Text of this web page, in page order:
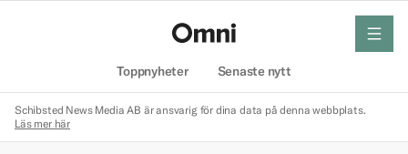
Toppnyheter Senaste nytt
meny
Schibsted News Media AB är ansvarig för dina data på denna webbplats.
Läs mer här